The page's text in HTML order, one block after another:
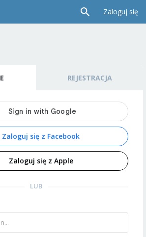
Zaloguj się
REJESTRACJA
Zaloguj się z Facebook
Zaloguj się z Apple
LUB